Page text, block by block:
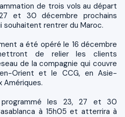
et 30 décembre prochains
souhaitent rentrer du Maroc.
a été opéré le 16 décembre
de relier les clients
de la compagnie qui couvre
Orient et le CCG, en Asie-
Amériques.
programmé les 23, 27 et 30
à 15h05 et atterrira à